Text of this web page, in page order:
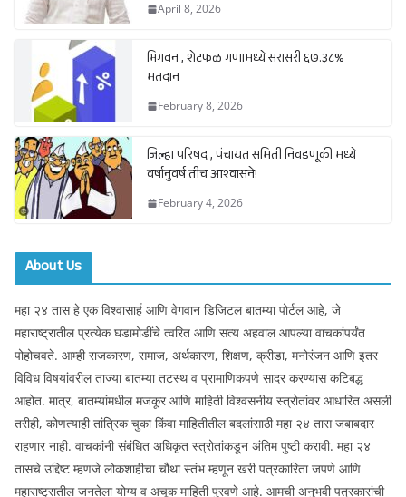
April 8, 2026
भिगवन , शेटफळ गणामध्ये सरासरी ६७.३८%
मतदान
February 8, 2026
जिल्हा परिषद , पंचायत समिती निवडणूकी मध्ये
वर्षानुवर्ष तीच आश्वासने!
February 4, 2026
About Us
महा २४ तास हे एक विश्वासार्ह आणि वेगवान डिजिटल बातम्या पोर्टल आहे, जे
महाराष्ट्रातील प्रत्येक घडामोडींचे त्वरित आणि सत्य अहवाल आपल्या वाचकांपर्यंत
पोहोचवते. आम्ही राजकारण, समाज, अर्थकारण, शिक्षण, क्रीडा, मनोरंजन आणि इतर
विविध विषयांवरील ताज्या बातम्या तटस्थ व प्रामाणिकपणे सादर करण्यास कटिबद्ध
आहोत. मात्र, बातम्यांमधील मजकूर आणि माहिती विश्वसनीय स्त्रोतांवर आधारित असली
तरीही, कोणत्याही तांत्रिक चुका किंवा माहितीतील बदलांसाठी महा २४ तास जबाबदार
राहणार नाही. वाचकांनी संबंधित अधिकृत स्त्रोतांकडून अंतिम पुष्टी करावी. महा २४
तासचे उद्दिष्ट म्हणजे लोकशाहीचा चौथा स्तंभ म्हणून खरी पत्रकारिता जपणे आणि
महाराष्ट्रातील जनतेला योग्य व अचूक माहिती पुरवणे आहे. आमची अनुभवी पत्रकारांची